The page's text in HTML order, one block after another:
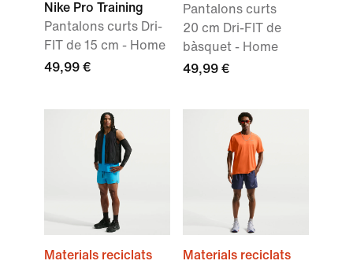
Nike Pro Training
Pantalons curts Dri-
FIT de 15 cm - Home
49,99 €
Pantalons curts
20 cm Dri-FIT de
bàsquet - Home
49,99 €
Materials reciclats
Materials reciclats